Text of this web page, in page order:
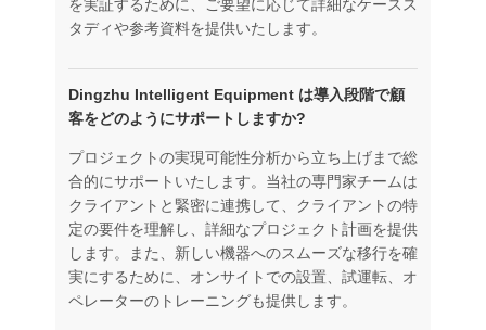
を実証するために、ご要望に応じて詳細なケースス
タディや参考資料を提供いたします。
Dingzhu Intelligent Equipment は導入段階で顧
客をどのようにサポートしますか?
プロジェクトの実現可能性分析から立ち上げまで総
合的にサポートいたします。当社の専門家チームは
クライアントと緊密に連携して、クライアントの特
定の要件を理解し、詳細なプロジェクト計画を提供
します。また、新しい機器へのスムーズな移行を確
実にするために、オンサイトでの設置、試運転、オ
ペレーターのトレーニングも提供します。